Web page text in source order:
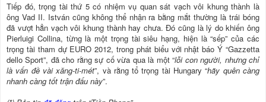
Tiếp đó, trọng tài thứ 5 có nhiệm vụ quan sát vạch vôi khung thành là
ông Vad II. István cũng không thể nhận ra bằng mắt thường là trái bóng
đã vượt hẳn vạch vôi khung thành hay chưa. Đó cũng là lý do khiến ông
Pierluigi Collina, từng là một trọng tài siêu hạng, hiện là “sếp” của các
trọng tài tham dự EURO 2012, trong phát biểu với nhật báo Ý “Gazzetta
dello Sport”, đã cho rằng sự cố vừa qua là một “lỗi con người, nhưng chỉ
là vấn đề vài xăng-ti-mét”, và rằng tổ trọng tài Hungary “hãy quên càng
nhanh càng tốt trận đấu này”.